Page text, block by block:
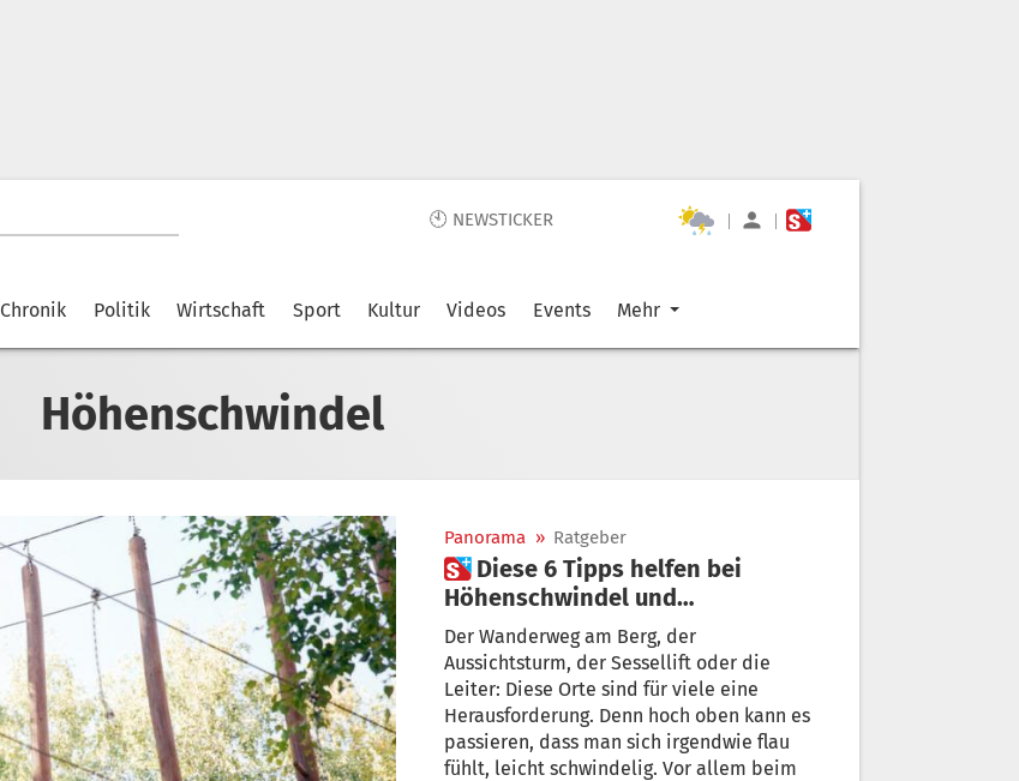
🕙 NEWSTICKER | |
Chronik Politik Wirtschaft Sport Kultur Videos Events Mehr
Höhenschwindel
Panorama » Ratgeber
 Diese 6 Tipps helfen bei
Höhenschwindel und
Höhenangst
Der Wanderweg am Berg, der
Aussichtsturm, der Sessellift oder die
Leiter: Diese Orte sind für viele eine
Herausforderung. Denn hoch oben kann es
passieren, dass man sich irgendwie flau
fühlt, leicht schwindelig. Vor allem beim